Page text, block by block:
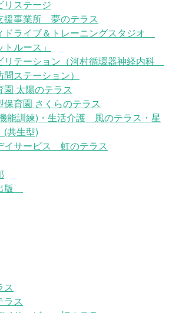
リステージ
援事業所 夢のテラス
ドライブ＆トレーニングスタジオ
トルース」
リテーション（河村循環器神経内科
ステーション）
園 太陽のテラス
保育園 さくらのテラス
能訓練)・生活介護 風のテラス・星
共生型)
イサービス 虹のテラス
版
ス
ラス